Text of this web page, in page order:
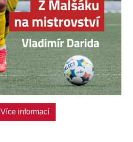
Více informací